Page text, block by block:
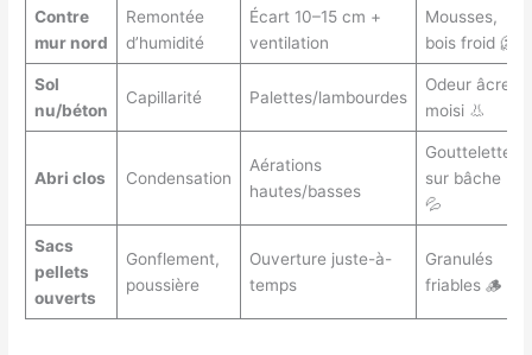
Contre
mur nord
Remontée
d’humidité
Écart 10–15 cm +
ventilation
Mousses,
bois froid 🥶
Sol
nu/béton
Capillarité Palettes/lambourdes
Odeur âcre,
moisi 👃
Abri clos Condensation
Aérations
hautes/basses
Gouttelettes
sur bâche
💦
Sacs
pellets
ouverts
Gonflement,
poussière
Ouverture juste-à-
temps
Granulés
friables 🪵